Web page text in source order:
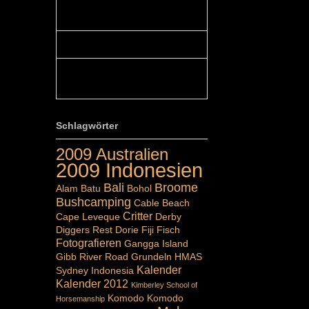
Schlagwörter
2009 Australien
2009 Indonesien
Alam Batu Bali Bohol Broome
Bushcamping Cable Beach
Cape Leveque Critter Derby
Diggers Rest Dorie Fiji Fisch
Fotografieren Gangga Island
Gibb River Road Grundeln HMAS
Sydney Indonesia Kalender
Kalender 2012 Kimberley School of
Horsemanship Komodo Komodo